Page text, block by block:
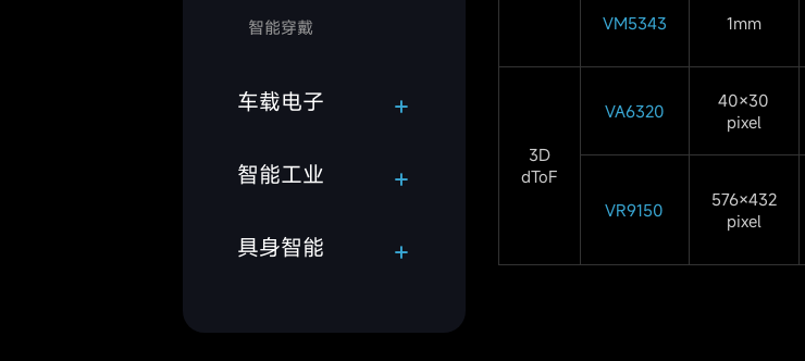
智能穿戴
车载电子
智能工业
具身智能
VM5343 1mm
3D
dToF
VA6320
40×30
pixel
VR9150
576×432
pixel